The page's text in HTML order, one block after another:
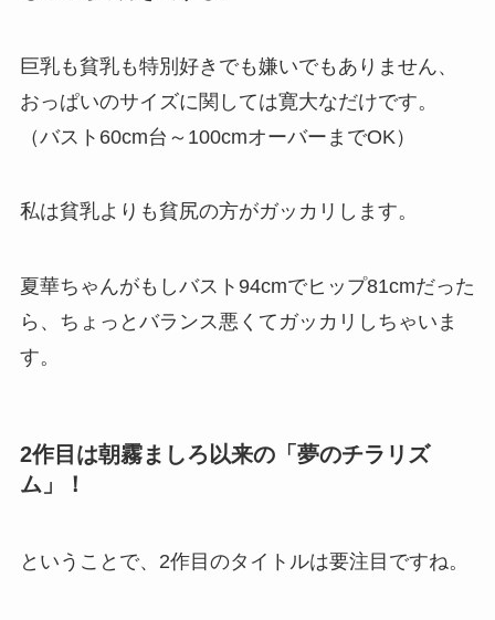
巨乳も貧乳も特別好きでも嫌いでもありません、
おっぱいのサイズに関しては寛大なだけです。
（バスト60cm台～100cmオーバーまでOK）
私は貧乳よりも貧尻の方がガッカリします。
夏華ちゃんがもしバスト94cmでヒップ81cmだった
ら、ちょっとバランス悪くてガッカリしちゃいま
す。
2作目は朝霧ましろ以来の「夢のチラリズ
ム」！
ということで、2作目のタイトルは要注目ですね。